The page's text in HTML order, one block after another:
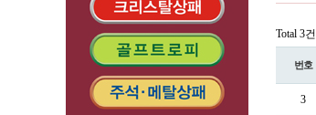
Total 3건
번호
3